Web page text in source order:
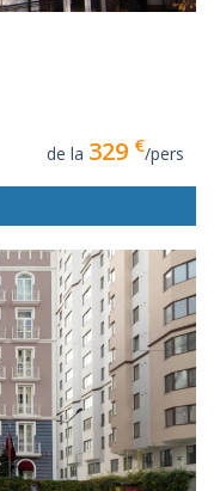
de la 329 €/pers